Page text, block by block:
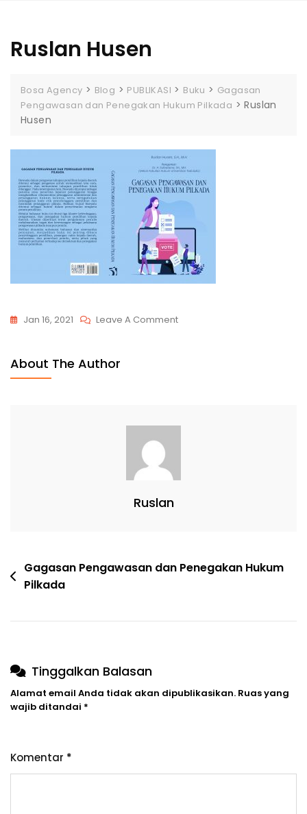
Ruslan Husen
Bosa Agency > Blog > PUBLIKASI > Buku > Gagasan
Pengawasan dan Penegakan Hukum Pilkada >Ruslan
Husen
Jan 16, 2021 Leave A Comment
About The Author
Ruslan
Gagasan Pengawasan dan Penegakan Hukum
Pilkada
Tinggalkan Balasan
Alamat email Anda tidak akan dipublikasikan. Ruas yang
wajib ditandai *
Komentar *